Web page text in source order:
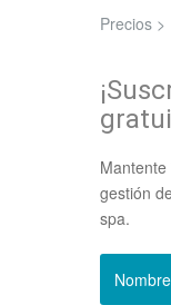
Precios >
gestión
spa.